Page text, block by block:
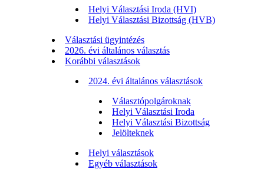
Helyi Választási Iroda (HVI)
Helyi Választási Bizottság (HVB)
Választási ügyintézés
2026. évi általános választás
Korábbi választások
2024. évi általános választások
Választópolgároknak
Helyi Választási Iroda
Helyi Választási Bizottság
Jelölteknek
Helyi választások
Egyéb választások